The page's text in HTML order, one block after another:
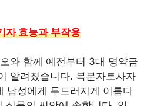
자 효능과 부작용
와 함께 예전부터 3대 명약금
알려졌습니다. 복분자토사자
남성에게 두드러지게 이롭다